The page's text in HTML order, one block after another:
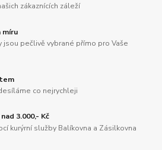
zákaznících záleží
míru
jsou pečlivě vybrané přímo pro Vaše
co nejrychleji
3.000,- Kč
kurýrní služby Balíkovna a Zásilkovna